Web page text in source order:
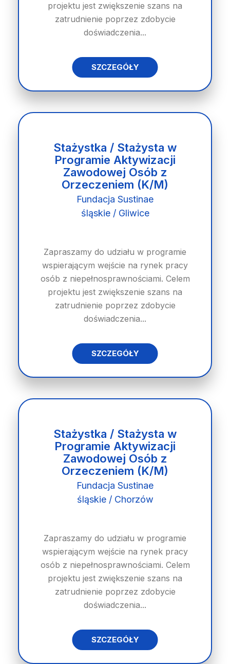
projektu jest zwiększenie szans na
zatrudnienie poprzez zdobycie
doświadczenia...
SZCZEGÓŁY
Stażystka / Stażysta w
Programie Aktywizacji
Zawodowej Osób z
Orzeczeniem (K/M)
Fundacja Sustinae
śląskie / Gliwice
Zapraszamy do udziału w programie
wspierającym wejście na rynek pracy
osób z niepełnosprawnościami. Celem
projektu jest zwiększenie szans na
zatrudnienie poprzez zdobycie
doświadczenia...
SZCZEGÓŁY
Stażystka / Stażysta w
Programie Aktywizacji
Zawodowej Osób z
Orzeczeniem (K/M)
Fundacja Sustinae
śląskie / Chorzów
Zapraszamy do udziału w programie
wspierającym wejście na rynek pracy
osób z niepełnosprawnościami. Celem
projektu jest zwiększenie szans na
zatrudnienie poprzez zdobycie
doświadczenia...
SZCZEGÓŁY